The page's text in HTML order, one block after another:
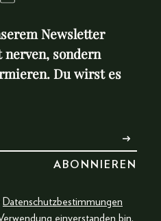
Newsletter
sondern
Du wirst es
Datenschutzbestimmungen
einverstanden bin.